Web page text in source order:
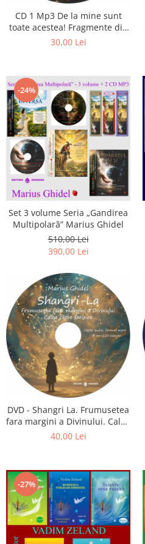
Literatura
Psihologie
Stiinta
CD 1 Mp3 De la mine sunt
toate acestea! Fragmente din
cărțile lui Marius Ghidel
30,00 Lei
-24%
Set 3 volume Seria „Gandirea
Multipolară” Marius Ghidel
510,00 Lei
390,00 Lei
DVD - Shangri La. Frumusetea
fara margini a Divinului. Calea
catre fericire
40,00 Lei
-27%